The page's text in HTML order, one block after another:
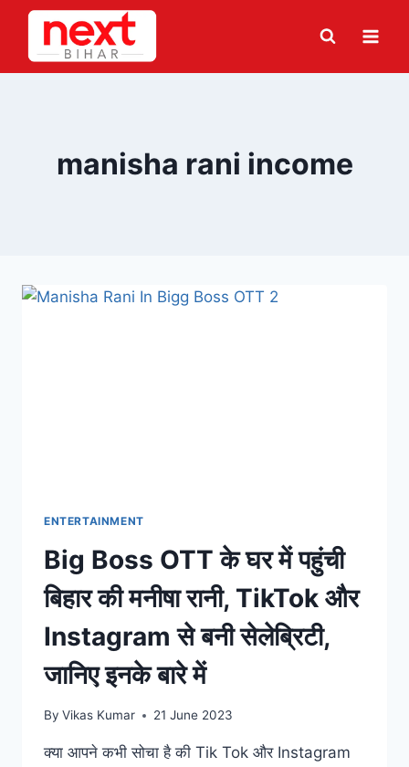
Skip
content
manisha rani income
ENTERTAINMENT
Big Boss OTT के घर में पहुंची
बिहार की मनीषा रानी, TikTok और
Instagram से बनी सेलेब्रिटी,
जानिए इनके बारे में
By Vikas Kumar 21 June 2023
क्या आपने कभी सोचा है की Tik Tok और Instagram